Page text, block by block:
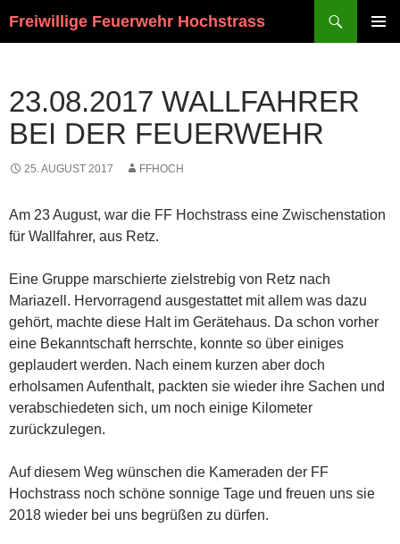
Freiwillige Feuerwehr Hochstrass
23.08.2017 WALLFAHRER
BEI DER FEUERWEHR
25. AUGUST 2017 FFHOCH
Am 23 August, war die FF Hochstrass eine Zwischenstation
für Wallfahrer, aus Retz.
Eine Gruppe marschierte zielstrebig von Retz nach
Mariazell. Hervorragend ausgestattet mit allem was dazu
gehört, machte diese Halt im Gerätehaus. Da schon vorher
eine Bekanntschaft herrschte, konnte so über einiges
geplaudert werden. Nach einem kurzen aber doch
erholsamen Aufenthalt, packten sie wieder ihre Sachen und
verabschiedeten sich, um noch einige Kilometer
zurückzulegen.
Auf diesem Weg wünschen die Kameraden der FF
Hochstrass noch schöne sonnige Tage und freuen uns sie
2018 wieder bei uns begrüßen zu dürfen.